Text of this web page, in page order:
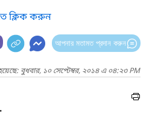
ক্লিক করুন
আপনার মতামত প্রদান করুন
বুধবার, ১০ সেপ্টেম্বর, ২০১৪ এ ০৪:২৩ PM